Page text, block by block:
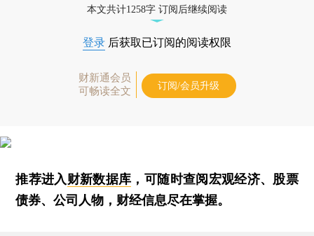
本文共计1258字 订阅后继续阅读
登录 后获取已订阅的阅读权限
财新通会员
可畅读全文
订阅/会员升级
推荐进入财新数据库 ，可随时查阅宏观经济、股票
债券、公司人物，财经信息尽在掌握。